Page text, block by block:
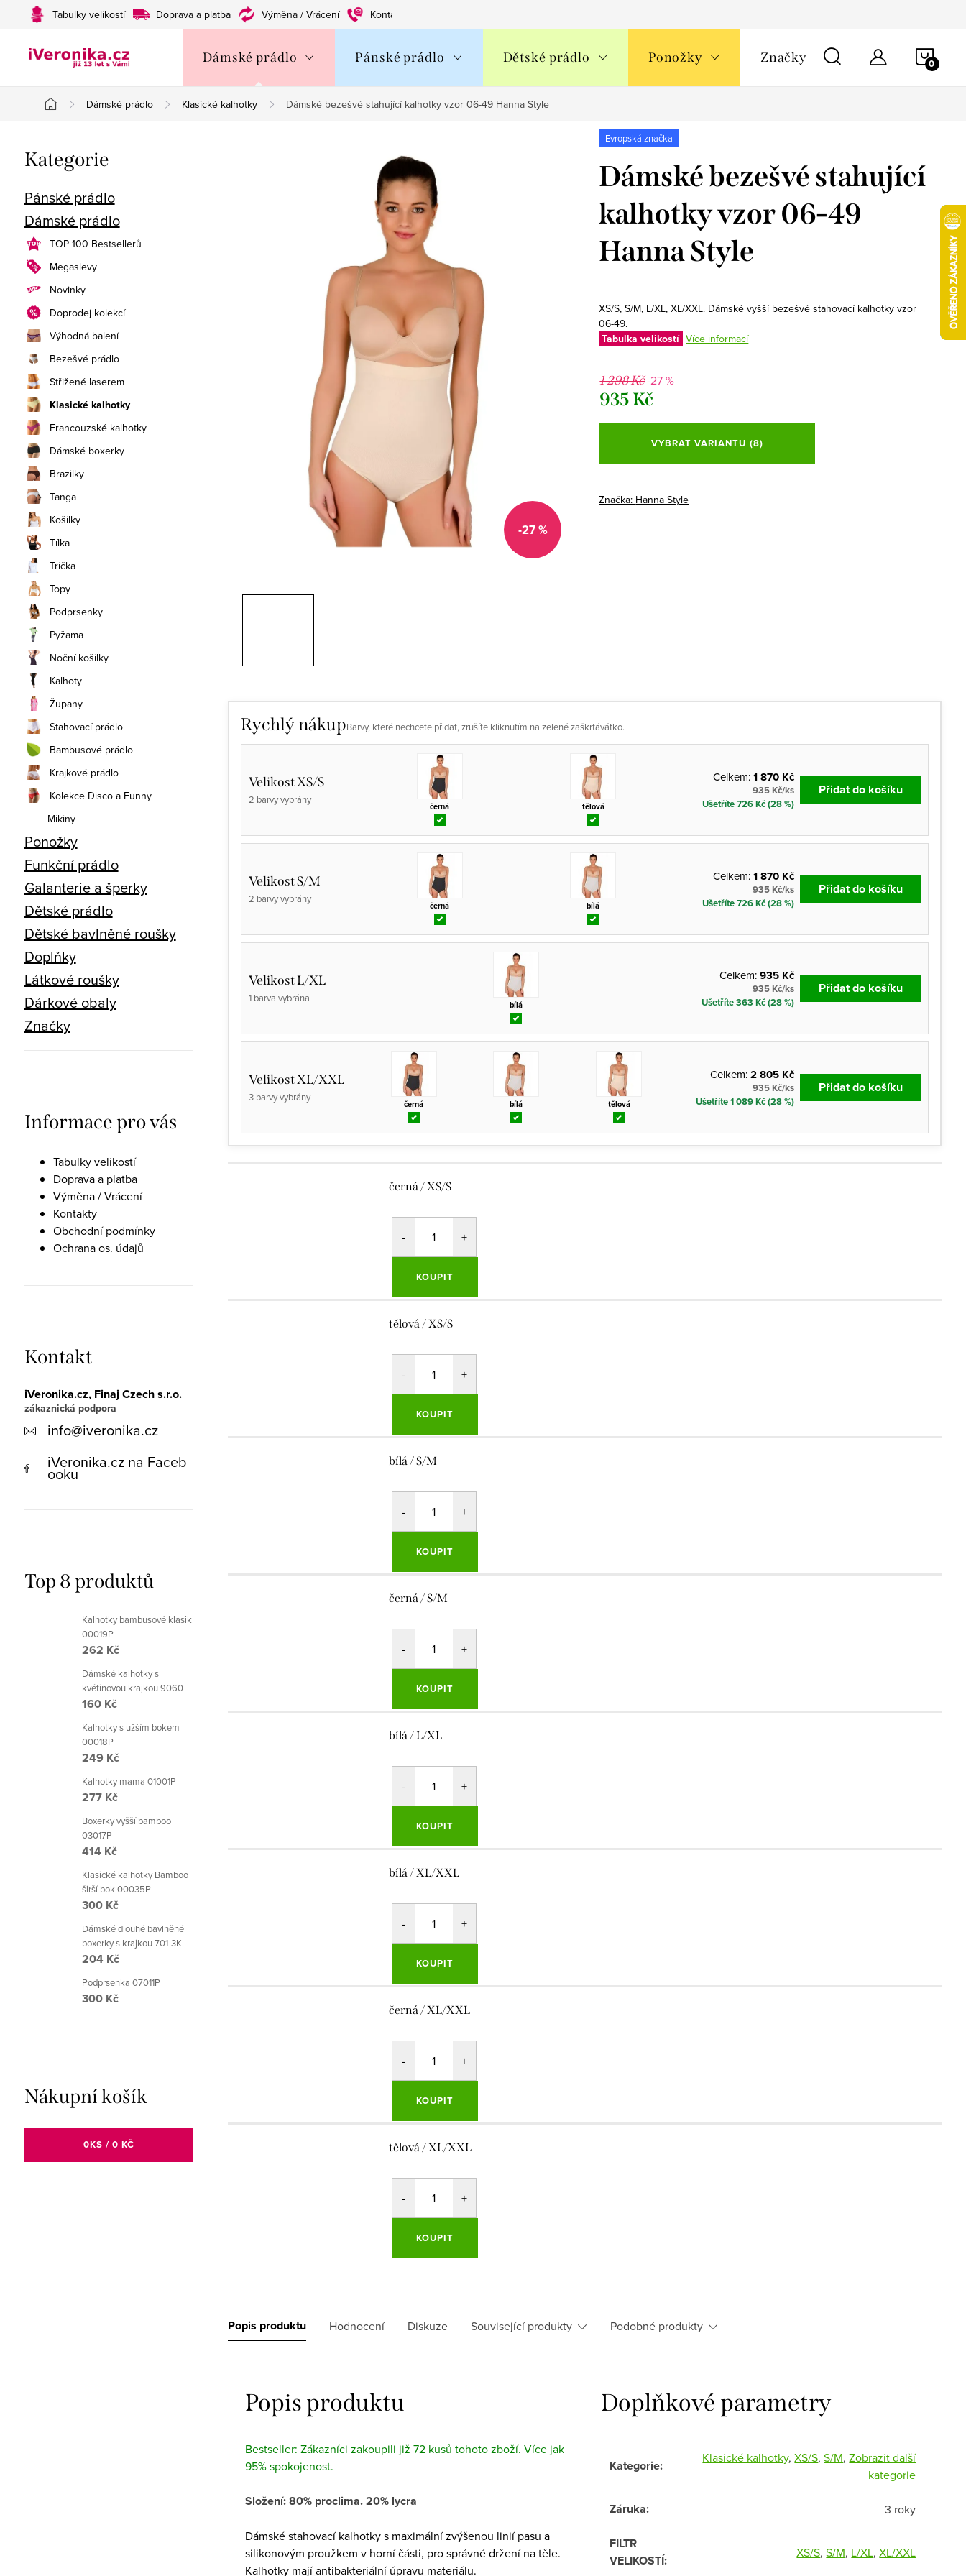
Tabulky velikostí Doprava a platba Výměna / Vrácení Kontakty
Dámské prádlo Pánské prádlo Dětské prádlo Ponožky Značky
Domů
Dámské prádlo Klasické kalhotky Dámské bezešvé stahující kalhotky vzor 06-49 Hanna Style
o
s
t
r
a
n
n
í
p
a
n
e
l
Přeskočit
kategorie
Kategorie
Pánské prádlo
Dámské prádlo
TOP 100 Bestsellerů
Megaslevy
Novinky
Doprodej kolekcí
Výhodná balení
Bezešvé prádlo
Střižené laserem
Klasické kalhotky
Francouzské kalhotky
Dámské boxerky
Brazilky
Tanga
Košilky
Tílka
Trička
Topy
Podprsenky
Pyžama
Noční košilky
Kalhoty
Župany
Stahovací prádlo
Bambusové prádlo
Krajkové prádlo
Kolekce Disco a Funny
Mikiny
Ponožky
Funkční prádlo
Galanterie a šperky
Dětské prádlo
Dětské bavlněné roušky
Doplňky
Látkové roušky
Dárkové obaly
Značky
Informace pro vás
Tabulky velikostí
Doprava a platba
Výměna / Vrácení
Kontakty
Obchodní podmínky
Ochrana os. údajů
Kontakt
iVeronika.cz, Finaj Czech s.r.o.
info@iveronika.cz
iVeronika.cz na Faceb
ooku
Top 8 produktů
Kalhotky bambusové klasik
00019P
262 Kč
Dámské kalhotky s
květinovou krajkou 9060
160 Kč
Kalhotky s užším bokem
00018P
249 Kč
Kalhotky mama 01001P
277 Kč
Boxerky vyšší bamboo
03017P
414 Kč
Klasické kalhotky Bamboo
širší bok 00035P
300 Kč
Dámské dlouhé bavlněné
boxerky s krajkou 701-3K
204 Kč
Podprsenka 07011P
300 Kč
Nákupní košík
0KS / 0 KČ
-27 %
Evropská značka
Dámské bezešvé stahující
kalhotky vzor 06-49
Hanna Style
XS/S, S/M, L/XL, XL/XXL. Dámské vyšší bezešvé stahovací kalhotky vzor
06-49.
Tabulka velikostí Více informací
1 298 Kč-27 %
935 Kč
Měrná
VYBRAT VARIANTU (8)
Značka: Hanna Style
Rychlý nákupBarvy, které nechcete přidat, zrušíte kliknutím na zelené zaškrtávátko.
Velikost XS/S
2 barvy vybrány
černá tělová
Celkem:1 870 Kč
935 Kč/ks
Ušetříte 726 Kč (28 %)
Přidat do košíku
Velikost S/M
2 barvy vybrány
černá bílá
Celkem:1 870 Kč
935 Kč/ks
Ušetříte 726 Kč (28 %)
Přidat do košíku
Velikost L/XL
1 barva vybrána
bílá
Celkem:935 Kč
935 Kč/ks
Ušetříte 363 Kč (28 %)
Přidat do košíku
Velikost XL/XXL
3 barvy vybrány
černá bílá tělová
Celkem:2 805 Kč
935 Kč/ks
Ušetříte 1 089 Kč (28 %)
Přidat do košíku
černá / XS/S
KOUPIT
tělová / XS/S
KOUPIT
bílá / S/M
KOUPIT
černá / S/M
KOUPIT
bílá / L/XL
KOUPIT
bílá / XL/XXL
KOUPIT
černá / XL/XXL
KOUPIT
tělová / XL/XXL
KOUPIT
Popis produktu Hodnocení Diskuze Související produkty Podobné produkty
Popis produktu
Bestseller: Zákazníci zakoupili již 72 kusů tohoto zboží. Více jak
95% spokojenost.
Složení: 80% proclima. 20% lycra
Dámské stahovací kalhotky s maximální zvýšenou linií pasu a
silikonovým proužkem v horní části, pro správné držení na těle.
Kalhotky mají antibakteriální úpravu materiálu.
Doplňkové parametry
Kategorie: Klasické kalhotky,XS/S,S/M,Zobrazit další
kategorie
Záruka: 3 roky
FILTR
VELIKOSTÍ: XS/S,S/M, L/XL,XL/XXL